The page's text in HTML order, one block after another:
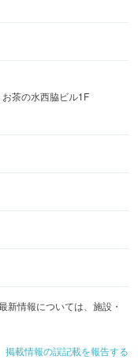
茶の水西脇ビル1F
新情報については、施設・
掲載情報の誤記載を報告する